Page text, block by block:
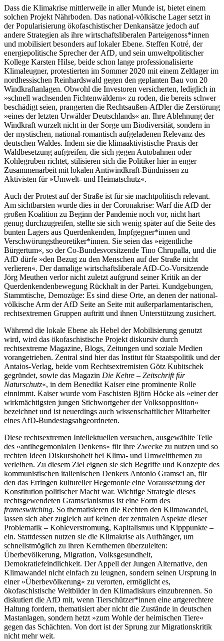
Dass die Klimakrise mittlerweile in aller Munde ist, bietet einem
solchen Projekt Nährboden. Das national-völkische Lager setzt in
der Popularisierung ökofaschistischer Denkansätze jedoch auf
andere Strategien als ihre wirtschaftsliberalen Parteigenoss*innen
und mobilisiert besonders auf lokaler Ebene. Steffen Kotré, der
energiepolitische Sprecher der AfD, und sein umweltpolitischer
Kollege Karsten Hilse, beide schon lange professionalisierte
Klimaleugner, protestierten im Sommer 2020 mit einem Zeltlager im
nordhessischen Reinhardswald gegen den geplanten Bau von 20
Windkraftanlagen. Obwohl die Investoren versicherten, lediglich in
»schnell wachsenden Fichtenwäldern« zu roden, die bereits schwer
beschädigt seien, prangerten die Rechtsaußen-AfDler die Zerstörung
»eines der letzten Urwälder Deutschlands« an. Ihre Ablehnung der
Windkraft wurzelt nicht in der Sorge um Biodiversität, sondern in
der mystischen, national-romantisch aufgeladenen Relevanz des
deutschen Waldes. Indem sie die klimaaktivistische Praxis der
Waldbesetzung aufgreifen, die sich gegen Autobahnen oder
Kohlegruben richtet, stilisieren sich die Politiker hier in enger
Zusammenarbeit mit lokalen Antiwindkraft-Bündnissen zu
Aktivisten für »Umwelt- und Heimatschutz«.
Auch der Protest auf der Straße ist für sie machtpolitisch relevant.
Am sichtbarsten wurde dies in der Coronakrise: Warf die AfD der
großen Koalition zu Beginn der Pandemie noch vor, nicht hart
genug durchzugreifen, stellte sie sich wenig später auf die Seite des
bunten Lagers aus Querdenkenden, Impfgegner*innen und
Verschwörungstheoretiker*innen. Sie seien das »eigentliche
Bürgertum«, so der Co-Bundesvorsitzende Tino Chrupalla, und die
AfD dürfe »den Bezug zu den Menschen auf der Straße nicht
verlieren«. Der damalige wirtschaftsliberale AfD-Co-Vorsitzende
Jörg Meuthen verlor nicht zuletzt aufgrund seiner Kritik an der
Querdenkendenbewegung Rückhalt in der Partei. Kundgebungen,
Stammtische, Demozüge: Es sind diese Orte, an denen der national-
völkische Arm der AfD Seite an Seite mit außerparlamentarischen,
rechtsextremen Gruppen auftritt und ihnen Unterstützung zusichert.
Während die lokale Ebene als Hebel der Mobilisierung genutzt
wird, wird das ökofaschistische Projekt diskursiv durch
rechtsextreme Magazine, Blogs, Zeitungen und soziale Medien
vorangetrieben. Zentral sind hier das Institut für Staatspolitik und der
Antaios-Verlag, beide vom Rechtsextremisten Götz Kubitschek
gegründet, sowie das Magazin Die Kehre – Zeitschrift für
Naturschutz«, in dem Benedikt Kaiser eine prominente Rolle
einnimmt. Kaiser wurde vom Faschisten Björn Höcke als »einer der
wirkmächtigsten jungen Stichwortgeber der Volksopposition«
bezeichnet und ist neuerdings auch wissenschaftlicher Mitarbeiter
eines AfD-Bundestagsabgeordneten.
Diese rechtsextremen Intellektuellen versuchen, ausgewählte Teile
des »antihegemonialen Denkens« für ihre Zwecke zu nutzen und so
rechten Ideen Diskurshoheit bei Klima- und Umweltthemen zu
verleihen. Zu diesem Ziel eignen sie sich Begriffe und Konzepte des
kommunistischen italienischen Denkers Antonio Gramsci an, für
den das Erringen kultureller Hegemonie eine Voraussetzung der
Konstitution politischer Macht war. Wichtige Strategie dieses
rechtsgewendeten Gramscianismus ist eine Form des
frameswitching. So thematisieren die Rechten den Klimawandel,
lassen sich aber zugleich auf keinen der zentralen Aspekte dieser
Problematik – Kohleverstromung, Kapitalismus und Kipppunkte –
ein. Stattdessen nutzen sie die Klimakrise als Aufhänger, um
schnellstmöglich zu ihren Kernthemen überzuleiten:
Überbevölkerung, Migration, Volksgesundheit,
Demokratiefeindlichkeit. Der Appell der Jungen Alternative, den
Klimawandel nicht einfach zu leugnen, sondern seinen Ursprung in
einer »Überbevölkerung« zu verorten, ermöglicht es,
ökofaschistische Weltbilder in den Klimadiskurs einzubrennen. So
diskutiert die AfD mit, wenn Tierschützer*innen eine artgerechtere
Haltung fordern, thematisiert aber nicht die Zustände in deutschen
Mastanlagen, sondern hetzt »zum Wohle der heimischen Tiere«
gegen das Schächten. Von dort ist der Sprung zur Migrationskritik
nicht mehr weit.